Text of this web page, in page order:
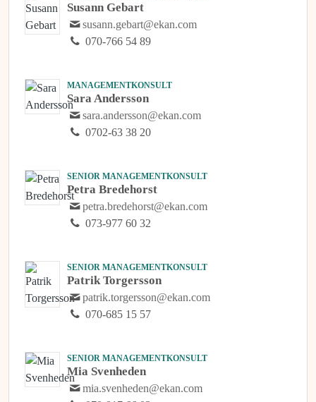
Susann Gebart
susann.gebart@ekan.com
070-766 54 89
MANAGEMENTKONSULT
Sara Andersson
sara.andersson@ekan.com
0702-63 38 20
SENIOR MANAGEMENTKONSULT
Petra Bredehorst
petra.bredehorst@ekan.com
073-977 60 32
SENIOR MANAGEMENTKONSULT
Patrik Torgersson
patrik.torgersson@ekan.com
070-685 15 57
SENIOR MANAGEMENTKONSULT
Mia Svenheden
mia.svenheden@ekan.com